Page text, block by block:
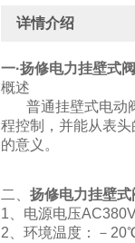
详情介绍
一·扬修电力挂壁式
概述
普通挂壁式电动阀
程控制，并能从表
的意义。
二、 扬修电力挂壁
1、电源电压
2、环境温度：－